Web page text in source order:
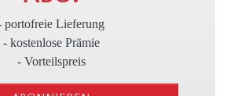
portofreie Lieferung
- kostenlose Prämie
- Vorteilspreis